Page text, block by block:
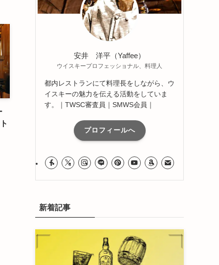
安井 洋平（Yaffee）
ウイスキープロフェッショナル、料理人
都内レストランにて料理長をしながら、ウ
イスキーの魅力を伝える活動をしていま
す。｜TWSC審査員｜SMWS会員｜
プロフィールへ
新着記事